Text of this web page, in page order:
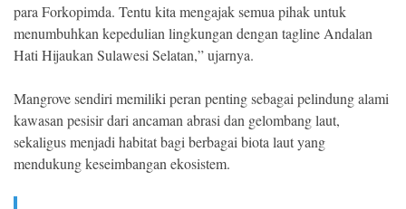
para Forkopimda. Tentu kita mengajak semua pihak untuk
menumbuhkan kepedulian lingkungan dengan tagline Andalan
Hati Hijaukan Sulawesi Selatan,” ujarnya.
Mangrove sendiri memiliki peran penting sebagai pelindung alami
kawasan pesisir dari ancaman abrasi dan gelombang laut,
sekaligus menjadi habitat bagi berbagai biota laut yang
mendukung keseimbangan ekosistem.